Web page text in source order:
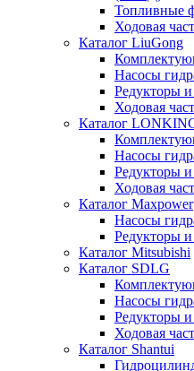
Топливные
Ходовая
Каталог LiuGong
Насосы
Редукторы
Ходовая
Каталог
Насосы
Редукторы
Ходовая
Каталог Maxpower
Насосы
Редукторы
Каталог Mitsubishi
Каталог SDLG
Насосы
Редукторы
Ходовая
Каталог Shantui